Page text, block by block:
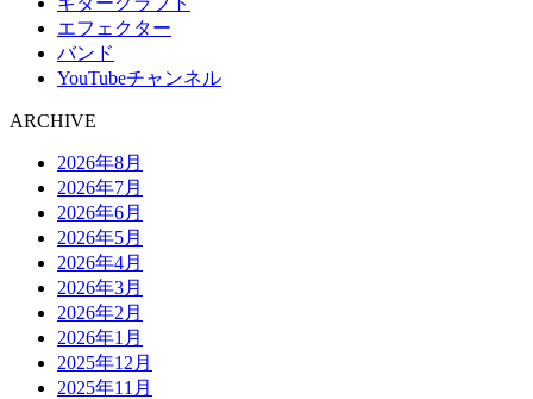
エフェクター
バンド
YouTubeチャンネル
ARCHIVE
2026年8月
2026年7月
2026年6月
2026年5月
2026年4月
2026年3月
2026年2月
2026年1月
2025年12月
2025年11月